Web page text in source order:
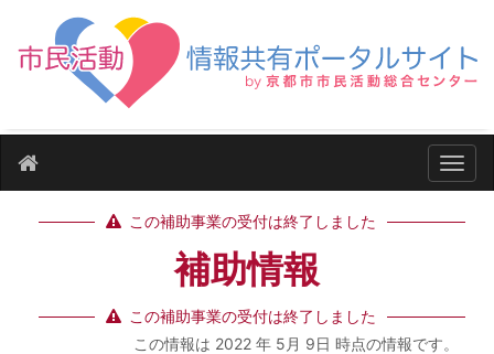
ナビ
この補助事業の受付は終了しました
補助情報
この補助事業の受付は終了しました
この情報は 2022 年 5月 9日 時点の情報です。